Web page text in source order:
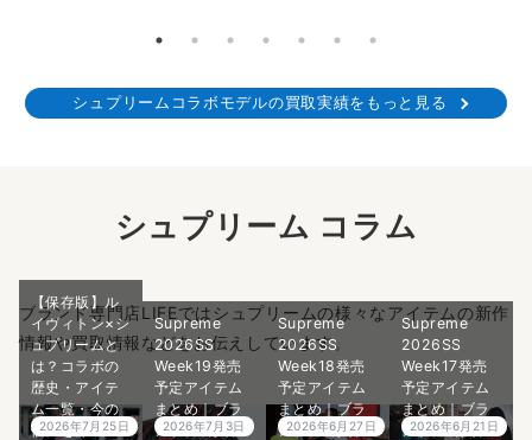
シュプリームコラボモデルの買取実績をもっと見る
シュプリーム コラム
ブランド専門店LIFEではシュプリームの様々なアイテムの新作
情報や買取情報などをお伝えしています。
【保存版】ル
イヴィトン×シ
ュプリームと
は？コラボの
歴史・アイテ
ム一覧・今の
価値を徹底ガ
2026年7月25日
Supreme
2026SS
Week19発売
予定アイテム
まとめ｜ブラ
ンド古着買取
2026年7月3日
Supreme
2026SS
Week18発売
予定アイテム
まとめ｜ブラ
ンド古着買取
2026年6月27日
Supreme
2026SS
Week17発売
予定アイテム
まとめ｜ブラ
ンド古着買取
2026年6月21日